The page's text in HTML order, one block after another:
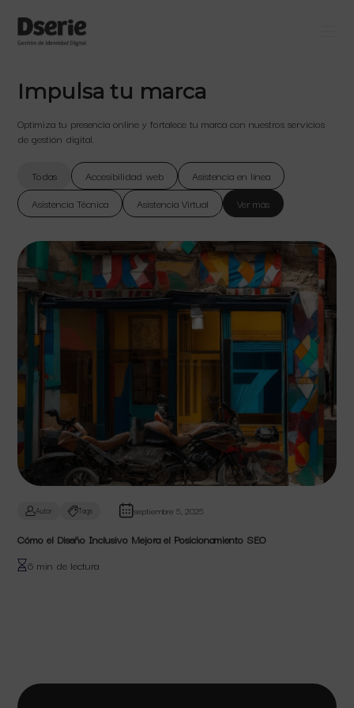
Impulsa tu marca
Optimiza tu presencia online y fortalece tu marca con nuestros servicios
de gestión digital.
Todas Accesibilidad web
Asistencia en línea
Asistencia Técnica
Asistencia Virtual Ver más
Autor Tags septiembre 5, 2025
Cómo el Diseño Inclusivo Mejora el Posicionamiento SEO
6 min de lectura